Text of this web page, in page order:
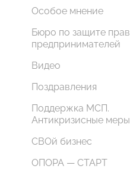
Особое мнение
Бюро по защите прав
предпринимателей
Видео
Поздравления
Поддержка МСП.
Антикризисные меры
СВОй бизнес
ОПОРА — СТАРТ